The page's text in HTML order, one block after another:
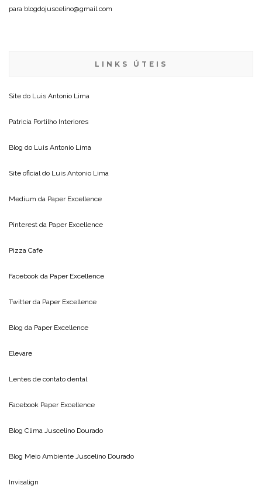
para blogdojuscelino@gmail.com
LINKS ÚTEIS
Site do Luis Antonio Lima
Patricia Portilho Interiores
Blog do Luis Antonio Lima
Site oficial do Luis Antonio Lima
Medium da Paper Excellence
Pinterest da Paper Excellence
Pizza Cafe
Facebook da Paper Excellence
Twitter da Paper Excellence
Blog da Paper Excellence
Elevare
Lentes de contato dental
Facebook Paper Excellence
Blog Clima Juscelino Dourado
Blog Meio Ambiente Juscelino Dourado
Invisalign